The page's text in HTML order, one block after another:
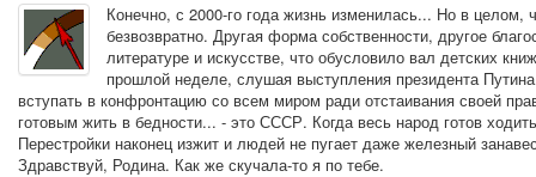
Конечно, с 2000-го года жизнь изменилась... Но в
безвозвратно. Другая форма собственности, другое
литературе и искусстве, что обусловило вал детских
прошлой неделе, слушая выступления президента
вступать в конфронтацию со всем миром ради отстаивания своей
готовым жить в бедности... - это СССР. Когда весь народ готов
Перестройки наконец изжит и людей не пугает даже железный
Здравствуй, Родина. Как же скучала-то я по тебе.